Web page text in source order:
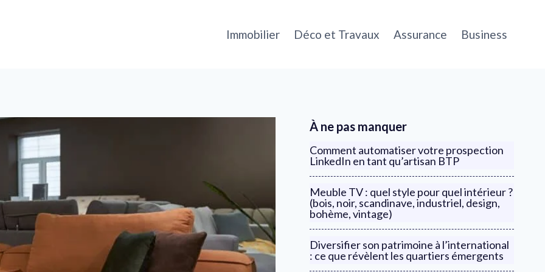
Immobilier Déco et Travaux Assurance Business
À ne pas manquer
Comment automatiser votre prospection
LinkedIn en tant qu’artisan BTP
Meuble TV : quel style pour quel intérieur ?
(bois, noir, scandinave, industriel, design,
bohème, vintage)
Diversifier son patrimoine à l’international
: ce que révèlent les quartiers émergents